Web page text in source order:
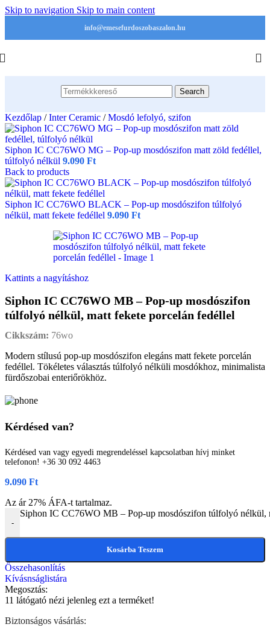
Skip to navigation Skip to main content
info@emesefurdoszobaszalon.hu
Search
Kezdőlap / Inter Ceramic / Mosdó lefolyó, szifon
Siphon IC CC76WO MG – Pop-up mosdószifon matt zöld fedéllel,
túlfolyó nélkül 9.090 Ft
Back to products
Siphon IC CC76WO BLACK – Pop-up mosdószifon túlfolyó
nélkül, matt fekete fedéllel 9.090 Ft
Kattints a nagyításhoz
Siphon IC CC76WO MB – Pop-up mosdószifon
túlfolyó nélkül, matt fekete porcelán fedéllel
Cikkszám: 76wo
Modern stílusú pop-up mosdószifon elegáns matt fekete porcelán
fedéllel. Tökéletes választás túlfolyó nélküli mosdókhoz, minimalista
fürdőszobai enteriőrökhöz.
Kérdésed van?
Kérdésed van vagy egyedi megrendeléssel kapcsolatban hívj minket
telefonon! +36 30 092 4463
9.090 Ft
Az ár 27% ÁFA-t tartalmaz.
-
Siphon IC CC76WO MB – Pop-up mosdószifon túlfolyó nélkül,
Kosárba Teszem
Összehasonlítás
Kívásnságlistára
Megosztás:
11 látógató nézi jelenleg ezt a terméket!
Biztonságos vásárlás: